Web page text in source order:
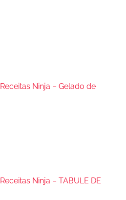
Receitas Ninja – Gelado de
Receitas Ninja – TABULE DE